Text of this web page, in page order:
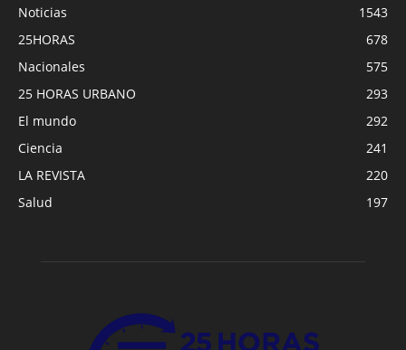
Noticias
1543
25HORAS
678
Nacionales
575
25 HORAS URBANO
293
El mundo
292
Ciencia
241
LA REVISTA
220
Salud
197